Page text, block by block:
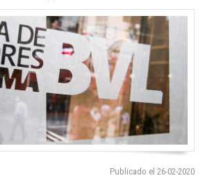
Publicado el 26-02-2020